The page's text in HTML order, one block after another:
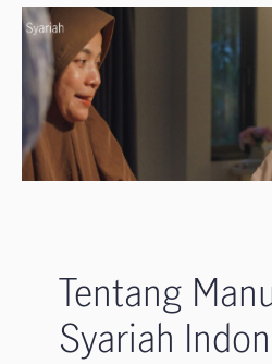
Tentang
Syariah